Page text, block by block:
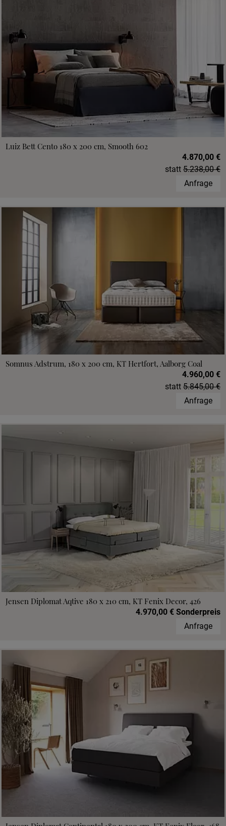
Luiz Bett Cento 180 x 200 cm, Smooth 602
4.870,00 €
statt 5.238,00 €
Anfrage
Somnus Adstrum, 180 x 200 cm, KT Hertfort, Aalborg Coal
4.960,00 €
statt 5.845,00 €
Anfrage
Jensen Diplomat Aqtive 180 x 210 cm, KT Fenix Decor, 426
4.970,00 € Sonderpreis
Anfrage